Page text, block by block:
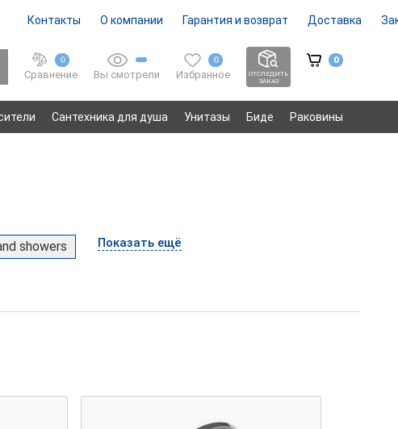
Контакты О компании Гарантия и возврат Доставка
0
Сравнение Вы смотрели
0
Избранное
ОТСЛЕДИТЬ
ЗАКАЗ
0
Сантехника для душа Унитазы Биде Раковины
showers Показать ещё